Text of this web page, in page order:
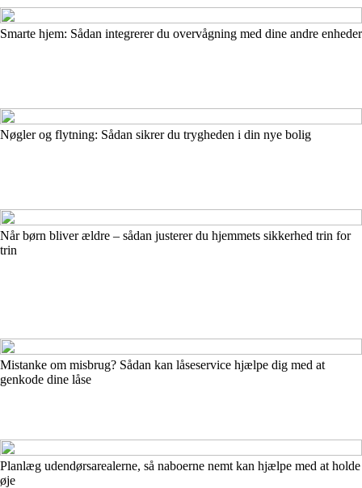
Smarte hjem: Sådan integrerer du overvågning med dine andre enheder
Nøgler og flytning: Sådan sikrer du trygheden i din nye bolig
Når børn bliver ældre – sådan justerer du hjemmets sikkerhed trin for
trin
Mistanke om misbrug? Sådan kan låseservice hjælpe dig med at
genkode dine låse
Planlæg udendørsarealerne, så naboerne nemt kan hjælpe med at holde
øje